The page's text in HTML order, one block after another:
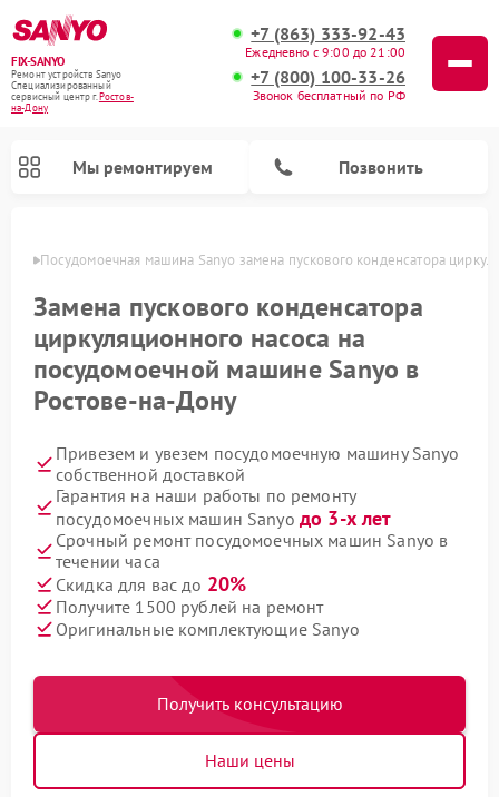
FIX-SANYO
Ремонт устройств Sanyo
Специализированный
cервисный центр г.Ростов-
на-Дону
+7 (863) 333-92-43
Ежедневно с 9:00 до 21:00
+7 (800) 100-33-26
Звонок бесплатный по РФ
Мы ремонтируем Позвонить
Посудомоечная машина Sanyo замена пускового конденсатора
Замена пускового конденсатора
циркуляционного насоса на
посудомоечной машине Sanyo в
Ростове-на-Дону
Привезем и увезем посудомоечную машину Sanyo
собственной доставкой
Гарантия на наши работы по ремонту
посудомоечных машин Sanyo до 3-х лет
Срочный ремонт посудомоечных машин Sanyo в
течении часа
Скидка для вас до 20%
Получите 1500 рублей на ремонт
Оригинальные комплектующие Sanyo
Получить консультацию
Наши цены